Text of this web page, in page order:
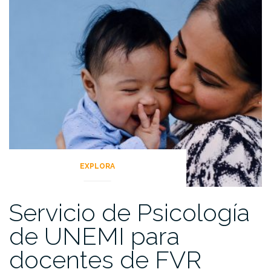
EXPLORA
Servicio de Psicología
de UNEMI para
docentes de FVR